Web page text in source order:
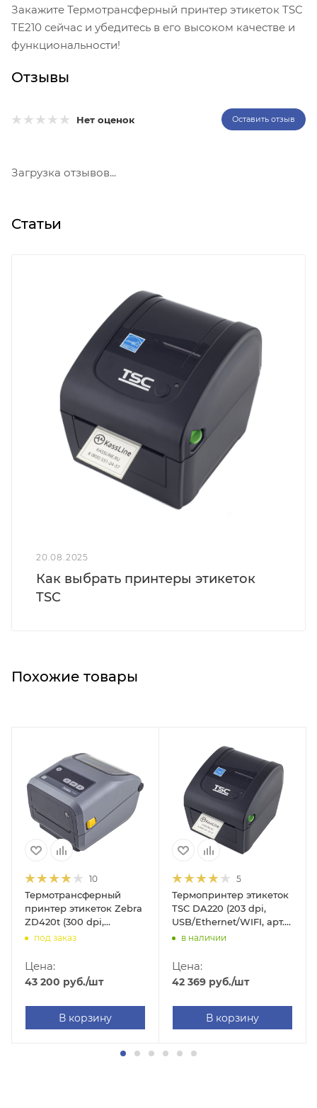
Закажите Термотрансферный принтер этикеток TSC
TE210 сейчас и убедитесь в его высоком качестве и
функциональности!
Отзывы
Нет оценок Оставить отзыв
Загрузка отзывов...
Статьи
20.08.2025
Как выбрать принтеры этикеток
TSC
Похожие товары
10
Термотрансферный
принтер этикеток Zebra
ZD420t (300 dpi,
USB/Bluetooth, арт.
под заказ
Цена:
43 200 руб./шт
В корзину
5
Термопринтер этикеток
TSC DA220 (203 dpi,
USB/Ethernet/WIFI, арт.
99-158A025-2702)
в наличии
Цена:
42 369 руб./шт
В корзину